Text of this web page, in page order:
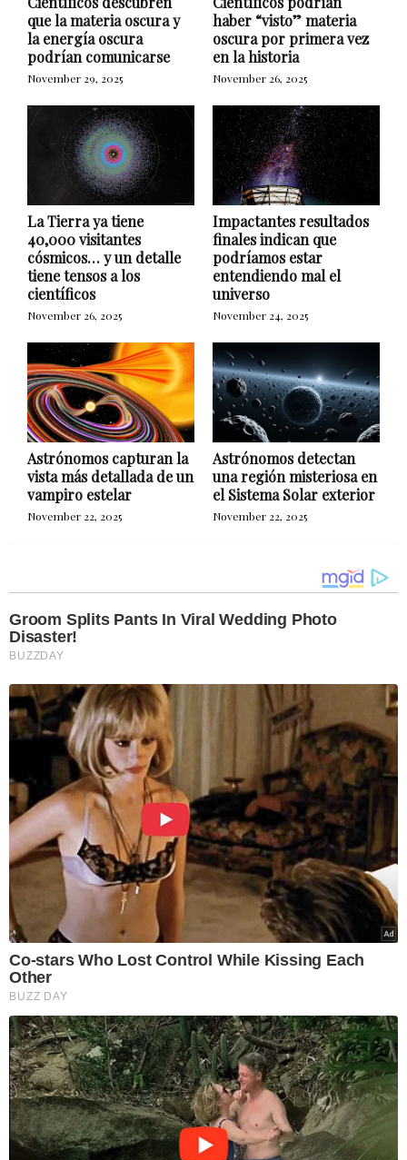
que la materia oscura y
la energía oscura
podrían comunicarse
November 29, 2025
haber “visto” materia
oscura por primera vez
en la historia
November 26, 2025
La Tierra ya tiene
40,000 visitantes
cósmicos… y un detalle
tiene tensos a los
científicos
November 26, 2025
Impactantes resultados
finales indican que
podríamos estar
entendiendo mal el
universo
November 24, 2025
Astrónomos capturan la
vista más detallada de un
vampiro estelar
November 22, 2025
Astrónomos detectan
una región misteriosa en
el Sistema Solar exterior
November 22, 2025